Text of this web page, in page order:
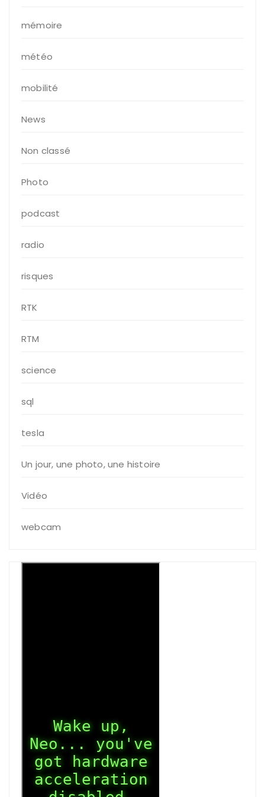
mémoire
météo
mobilité
News
Non classé
Photo
podcast
radio
risques
RTK
RTM
science
sql
tesla
Un jour, une photo, une histoire
Vidéo
webcam